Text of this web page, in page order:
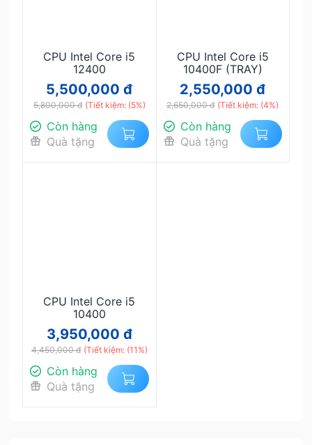
CPU Intel Core i5
12400
5,500,000 đ
5,800,000 đ (Tiết kiệm: (5%)
Còn hàng
Quà tặng
CPU Intel Core i5
10400F (TRAY)
2,550,000 đ
2,650,000 đ (Tiết kiệm: (4%)
Còn hàng
Quà tặng
CPU Intel Core i5
10400
3,950,000 đ
4,450,000 đ (Tiết kiệm: (11%)
Còn hàng
Quà tặng